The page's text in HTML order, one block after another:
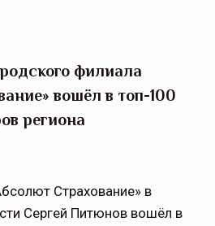
филиала
вошёл в топ-100
региона
Страхование» в
Сергей Питюнов вошёл в